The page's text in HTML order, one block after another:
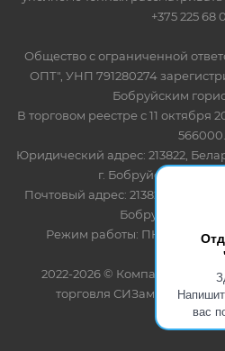
вас
+375 225 68
Общество с ограниченной
ОПТ", УНП 791280274
Бобруйским
В торговом реестре с 11 октября
566000.
Юридический адрес: 213822,
г. Бобруйск, ул.
Почтовый адрес: 213822,
Бобруйск, ул.
Режим работы: ПН-ПТ 8.30-
2022-2026 © Компания
торговля СИЗами и